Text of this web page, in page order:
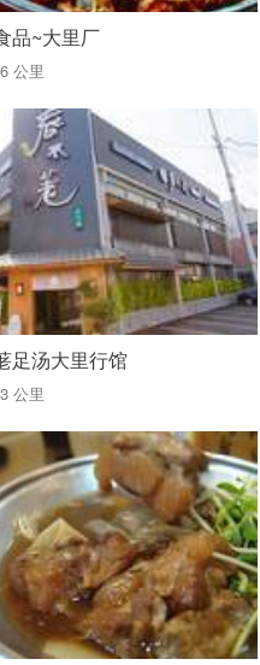
品~大里厂
公里
足汤大里行馆
公里